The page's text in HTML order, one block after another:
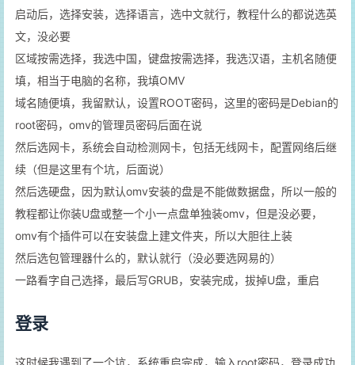
启动后，选择安装，选择语言，选中文就行，教程什么的都说选英
文，没必要
区域按需选择，我选中国，键盘按需选择，我选汉语，主机名随便
填，相当于电脑的名称，我填OMV
域名随便填，我留默认，设置ROOT密码，这里的密码是Debian的
root密码，omv的管理员密码后面在说
然后选网卡，系统会自动检测网卡，包括无线网卡，配置网络后继
续（但是这里有个坑，后面说）
然后选硬盘，因为默认omv安装的盘是不能做数据盘，所以一般的
教程都让你装U盘或整一个小一点盘单独装omv，但是没必要，
omv有个插件可以在安装盘上建文件夹，所以大胆往上装
然后选包管理器什么的，默认就行（没必要选网易的）
一路看字自己选择，最后写GRUB，安装完成，拔掉U盘，重启
登录